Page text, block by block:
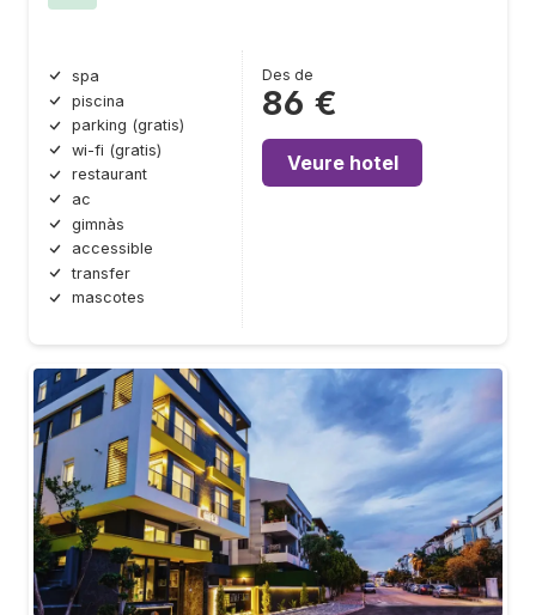
spa
piscina
parking (gratis)
wi-fi (gratis)
restaurant
ac
gimnàs
accessible
transfer
mascotes
Des de
86 €
Veure hotel